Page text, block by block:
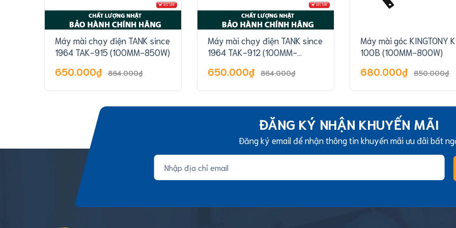
Máy mài chạy điện TANK since
1964 TAK-915 (100MM-850W)
650.000₫ 864.000₫
Máy mài chạy điện TANK since
1964 TAK-912 (100MM-
650.000₫ 864.000₫
Máy mài góc KINGTONY
100B (100MM-800W)
680.000₫ 850.000₫
ĐĂNG KÝ NHẬN KHUYẾN MÃI
Đăng ký email để nhận thông tin khuyến mãi ưu đãi bất